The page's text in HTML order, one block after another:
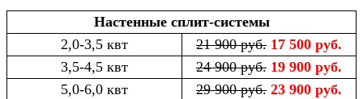
Настенные сплит-системы
2,0-3,5 квт
21 900 руб. 17 500 руб.
3,5-4,5 квт
24 900 руб. 19 900 руб.
5,0-6,0 квт
29 900 руб. 23 900 руб.